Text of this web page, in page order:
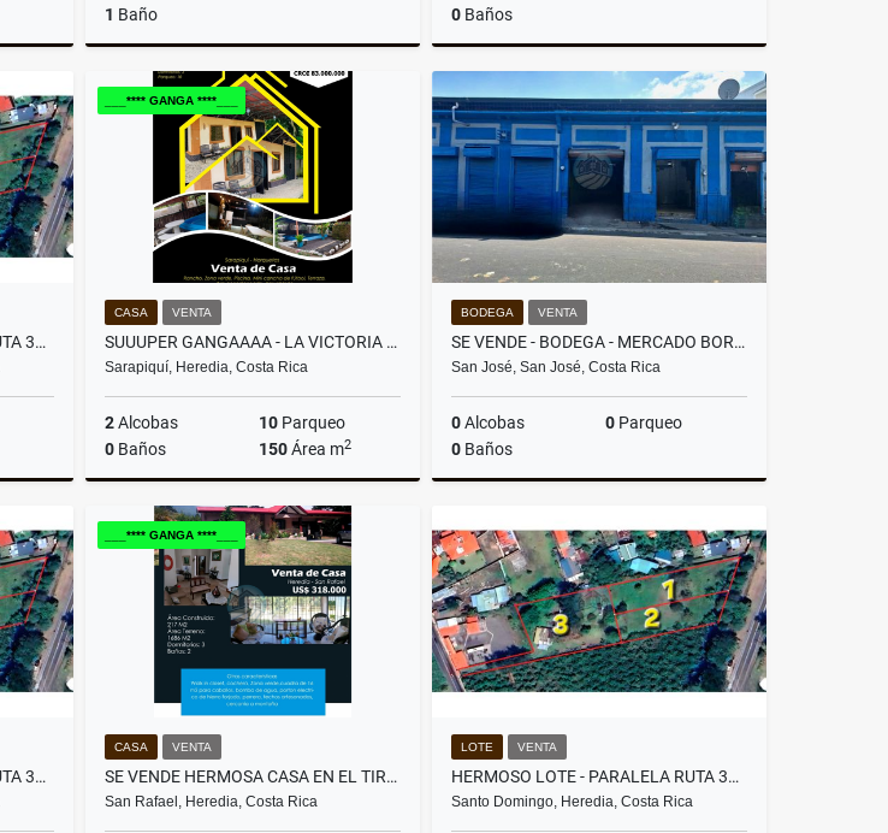
1 Baño
Alquiler
₡85.000
0 Baños
Venta
₡495.000.000
HERMOSO LOTE - PARALELA RUTA 32 - LOTE #1
___**** GANGA ****___
CASA VENTA
SUUUPER GANGAAAA - LA VICTORIA - HORQUETAS - SARAPIQUÍ
Sarapiquí, Heredia, Costa Rica
2Alcobas 10 Parqueo
0 Baños 150Área m2
₡83.000.000
BODEGA VENTA
SE VENDE - BODEGA - MERCADO BORBON - SAN JOSE
San José, San José, Costa Rica
0Alcobas 0 Parqueo
0 Baños
US$850,000
HERMOSO LOTE - PARALELA RUTA 32 LOTE # 3
___**** GANGA ****___
CASA VENTA
SE VENDE HERMOSA CASA EN EL TIROL, SAN RAFAEL.
San Rafael, Heredia, Costa Rica
LOTE VENTA
HERMOSO LOTE - PARALELA RUTA 32 - LOTE #2
Santo Domingo, Heredia, Costa Rica